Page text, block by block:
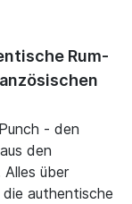
Rum-
- den
den
über
authentische